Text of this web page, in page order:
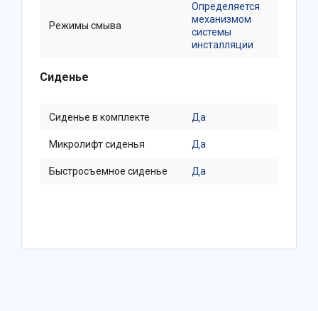
Режимы смыва
Определяется
механизмом
системы
инсталляции
Сиденье
Сиденье в комплекте Да
Микролифт сиденья Да
Быстросъемное сиденье Да